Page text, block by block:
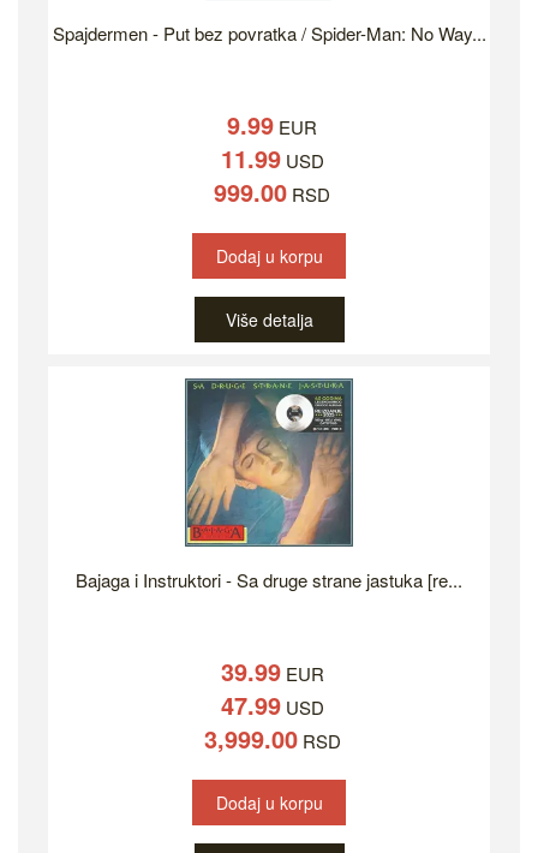
Spajdermen - Put bez povratka / Spider-Man: No Way...
9.99 EUR
11.99USD
999.00 RSD
Dodaj u korpu
Više detalja
Bajaga i Instruktori - Sa druge strane jastuka [re...
39.99EUR
47.99USD
3,999.00RSD
Dodaj u korpu